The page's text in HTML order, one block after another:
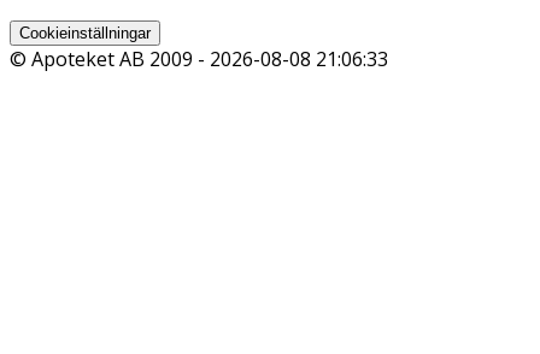
Cookieinställningar
© Apoteket AB 2009 - 2026-08-08 21:06:33